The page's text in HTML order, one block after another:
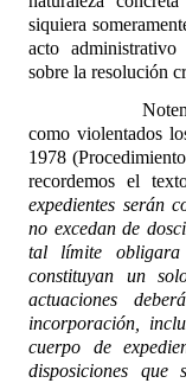
siquiera
acto
sobre la resolución
como violentados
1978
recordemos el
expedientes serán
no excedan de
tal límite
constituyan un
actuaciones
incorporación,
cuerpo de
disposiciones